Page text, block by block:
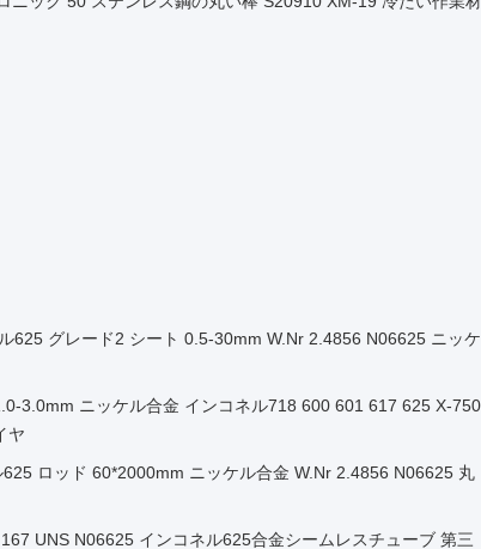
625 グレード2 シート 0.5-30mm W.Nr 2.4856 N06625 ニッケ
3.0mm ニッケル合金 インコネル718 600 601 617 625 X-750
ヤ
ロッド 60*2000mm ニッケル合金 W.Nr 2.4856 N06625 丸
UNS N06625 インコネル625合金シームレスチューブ 第三